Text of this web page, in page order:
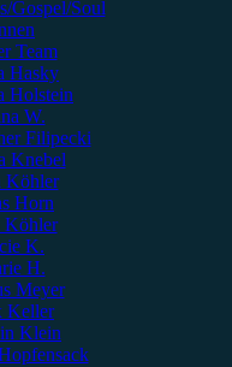
Gospel/Soul
Team
Hasky
Holstein
W.
Filipecki
Knebel
Köhler
Horn
Köhler
K.
H.
Meyer
Keller
Klein